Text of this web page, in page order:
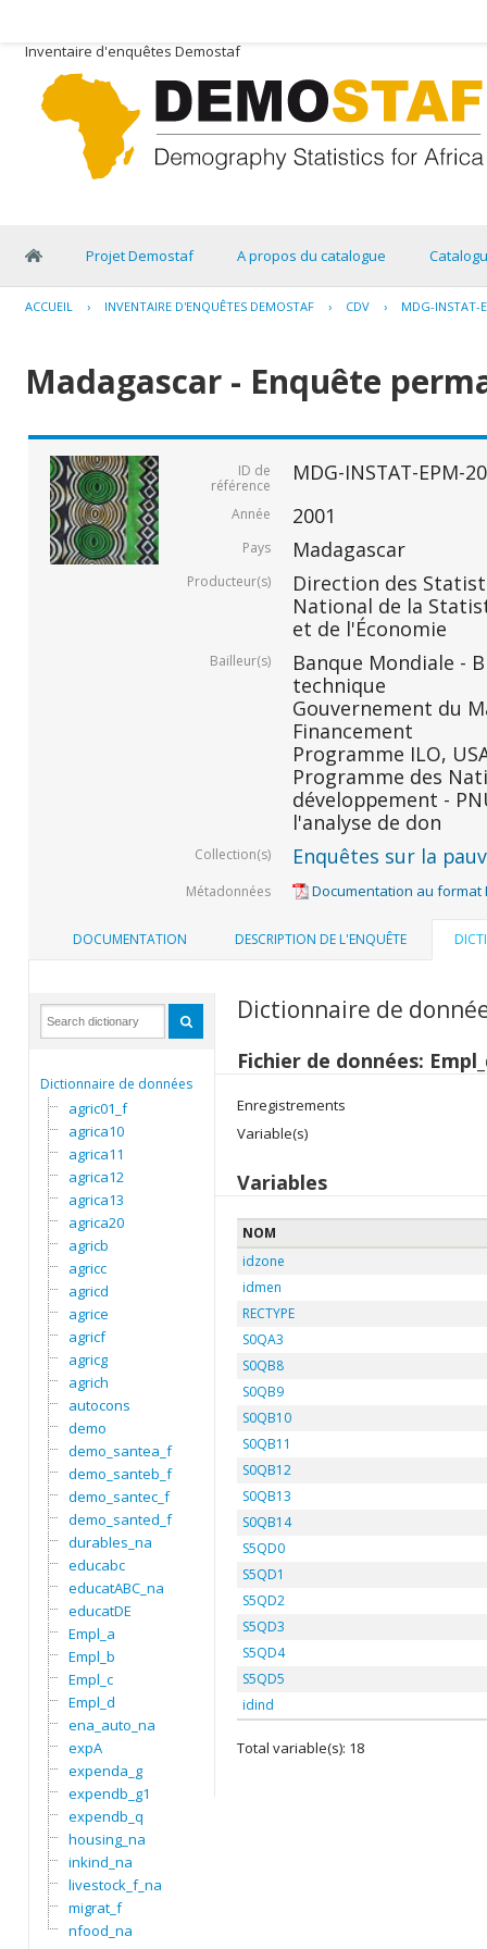
Inventaire d'enquêtes Demostaf
Projet Demostaf A propos du catalogue
ACCUEIL › INVENTAIRE D'ENQUÊTES DEMOSTAF › CDV › MDG-INSTAT-
Madagascar - Enquête
ID de
référence
MDG-INSTAT-EPM-
Année 2001
Pays Madagascar
Producteur(s)
Direction des
National de la
et de l'Économie
Bailleur(s)
Banque Mondiale -
technique
Gouvernement du
Financement
Programme ILO,
Programme des
développement -
l'analyse de don
Collection(s) Enquêtes sur la
Métadonnées Documentation au format
DOCUMENTATION DESCRIPTION DE L'ENQUÊTE
Dictionnaire de données
agric01_f
agrica10
agrica11
agrica12
agrica13
agrica20
agricb
agricc
agricd
agrice
agricf
agricg
agrich
autocons
demo
demo_santea_f
demo_santeb_f
demo_santec_f
demo_santed_f
durables_na
educabc
educatABC_na
educatDE
Empl_a
Empl_b
Empl_c
Empl_d
ena_auto_na
expA
expenda_g
expendb_g1
expendb_q
housing_na
inkind_na
livestock_f_na
migrat_f
nfood_na
Dictionnaire de
Fichier de données:
Enregistrements
Variable(s)
Variables
NOM
idzone
idmen
RECTYPE
S0QA3
S0QB8
S0QB9
S0QB10
S0QB11
S0QB12
S0QB13
S0QB14
S5QD0
S5QD1
S5QD2
S5QD3
S5QD4
S5QD5
idind
Total variable(s): 18